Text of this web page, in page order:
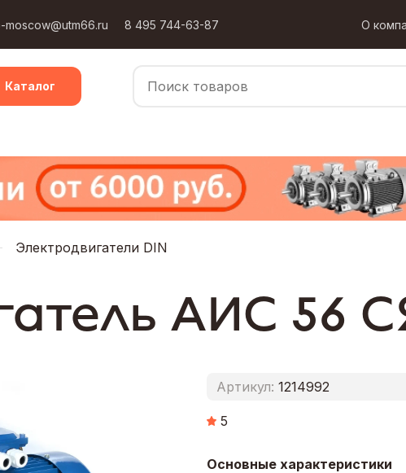
moscow@utm66.ru 8 495 744-63-87 О
Каталог
Электродвигатели DIN
АИС 56
Артикул: 1214992
5
Основные характеристики